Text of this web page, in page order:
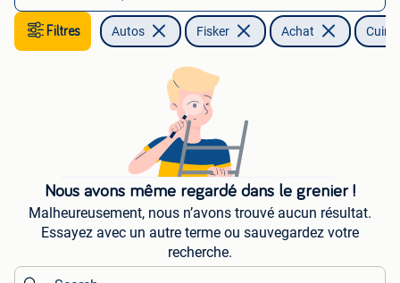
Filtres Autos Fisker Achat Cuir
Nous avons même regardé dans le grenier !
Malheureusement, nous n’avons trouvé aucun résultat.
Essayez avec un autre terme ou sauvegardez votre
recherche.